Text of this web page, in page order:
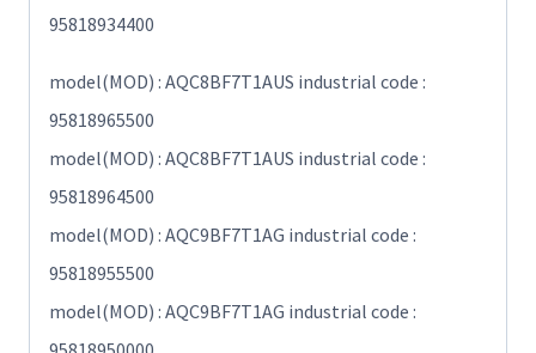
95818934400
model(MOD) : AQC8BF7T1AUS industrial code :
95818965500
model(MOD) : AQC8BF7T1AUS industrial code :
95818964500
model(MOD) : AQC9BF7T1AG industrial code :
95818955500
model(MOD) : AQC9BF7T1AG industrial code :